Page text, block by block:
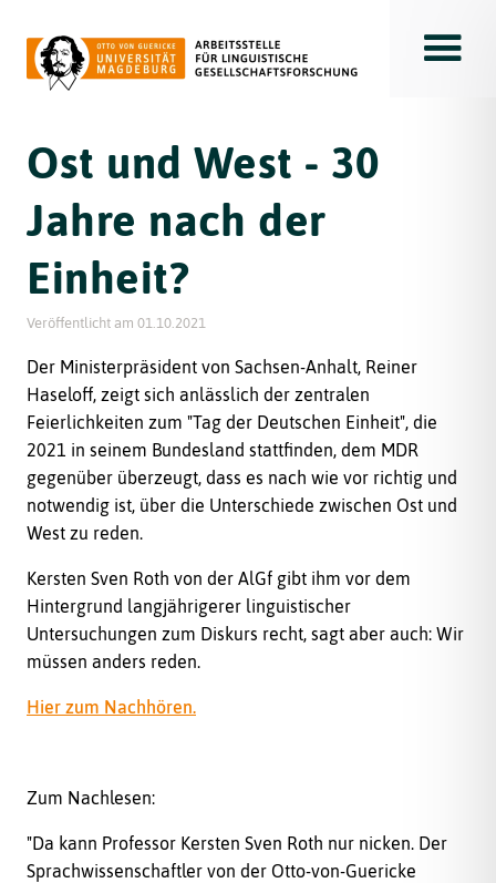
Ost und West - 30
Jahre nach der
Einheit?
Veröffentlicht am 01.10.2021
Der Ministerpräsident von Sachsen-Anhalt, Reiner
Haseloff, zeigt sich anlässlich der zentralen
Feierlichkeiten zum "Tag der Deutschen Einheit", die
2021 in seinem Bundesland stattfinden, dem MDR
gegenüber überzeugt, dass es nach wie vor richtig und
notwendig ist, über die Unterschiede zwischen Ost und
West zu reden.
Kersten Sven Roth von der AlGf gibt ihm vor dem
Hintergrund langjährigerer linguistischer
Untersuchungen zum Diskurs recht, sagt aber auch: Wir
müssen anders reden.
Hier zum Nachhören.
Zum Nachlesen:
"Da kann Professor Kersten Sven Roth nur nicken. Der
Sprachwissenschaftler von der Otto-von-Guericke